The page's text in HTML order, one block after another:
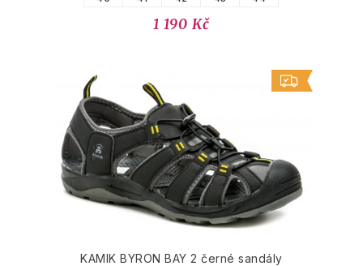
1 190 Kč
KAMIK BYRON BAY 2 černé sandály